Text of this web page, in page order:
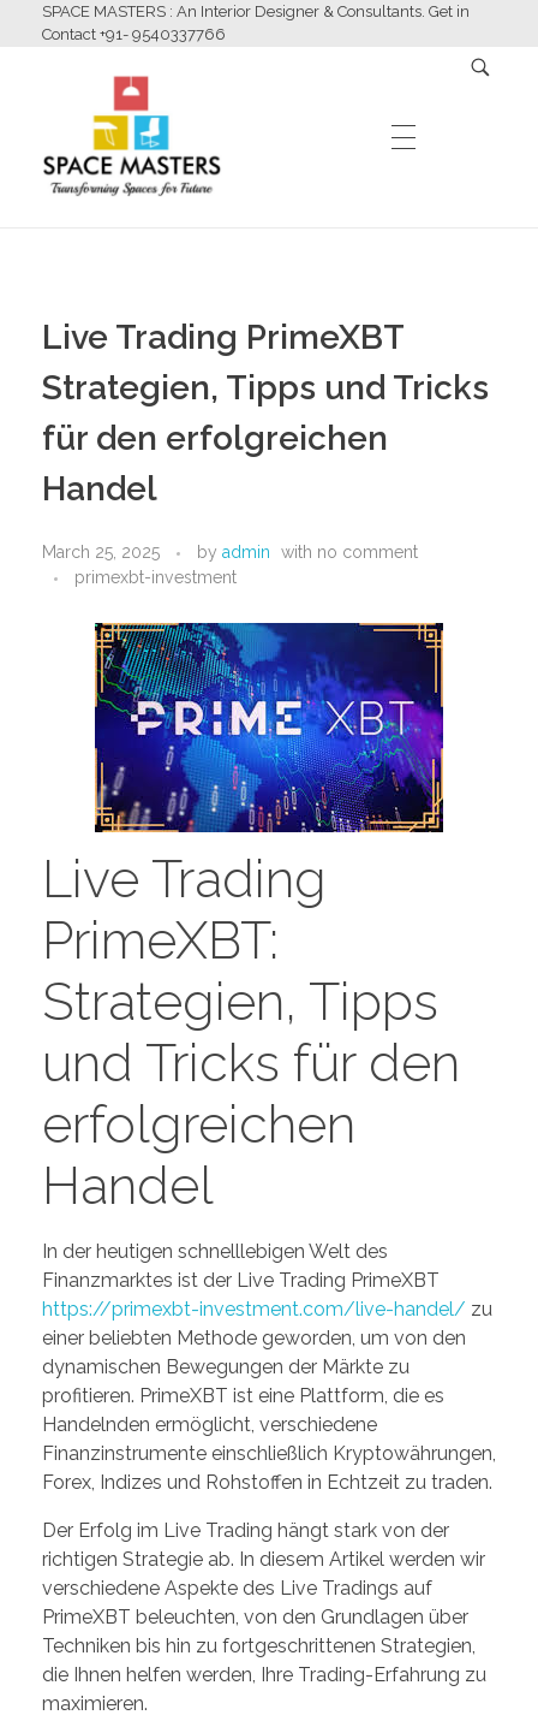
SPACE MASTERS : An Interior Designer & Consultants. Get in
Contact +91- 9540337766
Space Masters
Interior Designer & Consultants
ABOUT US
SERVICES
DESIGN CONSULTANCY
PORTFOLIO
CONTACT US
Live Trading PrimeXBT
Strategien, Tipps und Tricks
für den erfolgreichen
Handel
March 25, 2025 by admin with no comment
primexbt-investment
Live Trading
PrimeXBT:
Strategien, Tipps
und Tricks für den
erfolgreichen
Handel
In der heutigen schnelllebigen Welt des
Finanzmarktes ist der Live Trading PrimeXBT
https://primexbt-investment.com/live-handel/ zu
einer beliebten Methode geworden, um von den
dynamischen Bewegungen der Märkte zu
profitieren. PrimeXBT ist eine Plattform, die es
Handelnden ermöglicht, verschiedene
Finanzinstrumente einschließlich Kryptowährungen,
Forex, Indizes und Rohstoffen in Echtzeit zu traden.
Der Erfolg im Live Trading hängt stark von der
richtigen Strategie ab. In diesem Artikel werden wir
verschiedene Aspekte des Live Tradings auf
PrimeXBT beleuchten, von den Grundlagen über
Techniken bis hin zu fortgeschrittenen Strategien,
die Ihnen helfen werden, Ihre Trading-Erfahrung zu
maximieren.